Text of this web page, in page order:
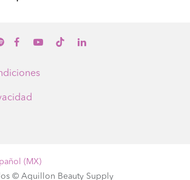
© Aguillon Beauty Supply
(MX)